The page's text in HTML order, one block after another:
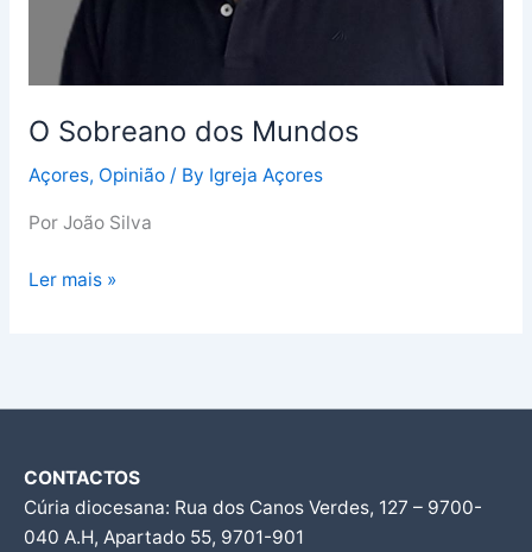
O Sobreano dos Mundos
Açores, Opinião/ By Igreja Açores
Por João Silva
Ler mais »
CONTACTOS
Cúria diocesana: Rua dos Canos Verdes, 127 – 9700-
040 A.H, Apartado 55, 9701-901